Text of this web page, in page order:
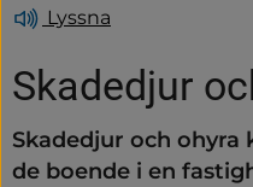
Lyssna
Skadedjur
Skadedjur och ohyra
de boende i en